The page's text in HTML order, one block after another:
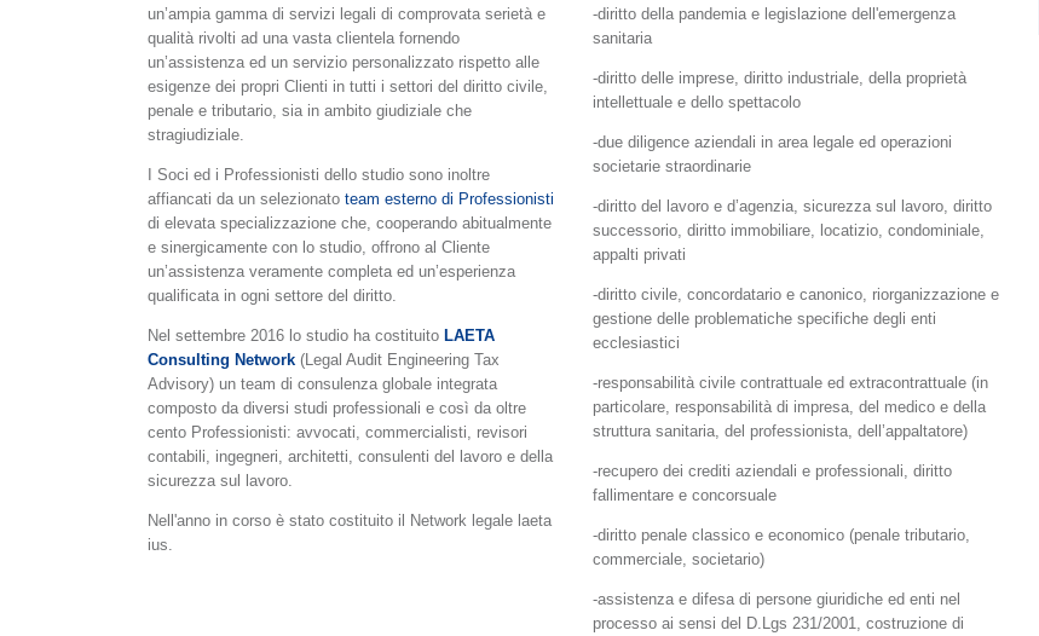
un’ampia gamma di servizi legali di comprovata serietà e
qualità rivolti ad una vasta clientela fornendo
un’assistenza ed un servizio personalizzato rispetto alle
esigenze dei propri Clienti in tutti i settori del diritto civile,
penale e tributario, sia in ambito giudiziale che
stragiudiziale.
I Soci ed i Professionisti dello studio sono inoltre
affiancati da un selezionato team esterno di Professionisti
di elevata specializzazione che, cooperando abitualmente
e sinergicamente con lo studio, offrono al Cliente
un’assistenza veramente completa ed un’esperienza
qualificata in ogni settore del diritto.
Nel settembre 2016 lo studio ha costituito LAETA
Consulting Network (Legal Audit Engineering Tax
Advisory) un team di consulenza globale integrata
composto da diversi studi professionali e così da oltre
cento Professionisti: avvocati, commercialisti, revisori
contabili, ingegneri, architetti, consulenti del lavoro e della
sicurezza sul lavoro.
Nell'anno in corso è stato costituito il Network legale laeta
ius.
-diritto della pandemia e legislazione dell'emergenza
sanitaria
-diritto delle imprese,diritto industriale,della proprietà
intellettuale e dello spettacolo
-due diligence aziendali in area legale ed operazioni
societarie straordinarie
-diritto del lavoro e d’agenzia, sicurezza sul lavoro, diritto
successorio, diritto immobiliare, locatizio, condominiale,
appalti privati
-diritto civile, concordatario e canonico, riorganizzazione e
gestione delle problematiche specifiche degli enti
ecclesiastici
-responsabilità civile contrattuale ed extracontrattuale (in
particolare, responsabilità di impresa, del medico e della
struttura sanitaria, del professionista, dell’appaltatore)
-recupero dei crediti aziendali e professionali,diritto
fallimentare e concorsuale
-diritto penale classico e economico (penale tributario,
commerciale, societario)
-assistenza e difesa di persone giuridiche ed enti nel
processo ai sensi del D.Lgs 231/2001, costruzione di